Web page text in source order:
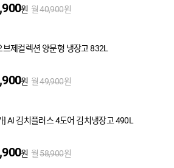
원 월 40,900원
브제컬렉션 양문형 냉장고 832L
원 월 49,900원
] AI 김치플러스 4도어 김치냉장고 490L
원 월 58,900원